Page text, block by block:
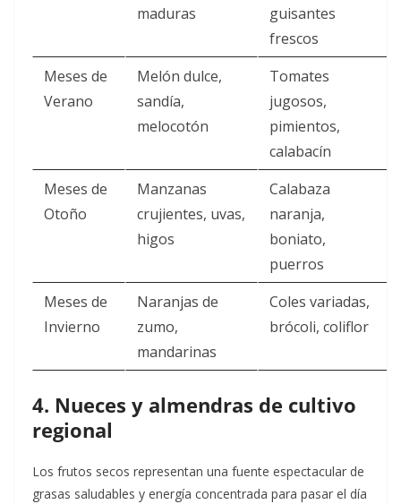
maduras
guisantes
frescos
Meses de
Verano
Melón dulce,
sandía,
melocotón
Tomates
jugosos,
pimientos,
calabacín
Meses de
Otoño
Manzanas
crujientes, uvas,
higos
Calabaza
naranja,
boniato,
puerros
Meses de
Invierno
Naranjas de
zumo,
mandarinas
Coles variadas,
brócoli, coliflor
4. Nueces y almendras de cultivo
regional
Los frutos secos representan una fuente espectacular de
grasas saludables y energía concentrada para pasar el día